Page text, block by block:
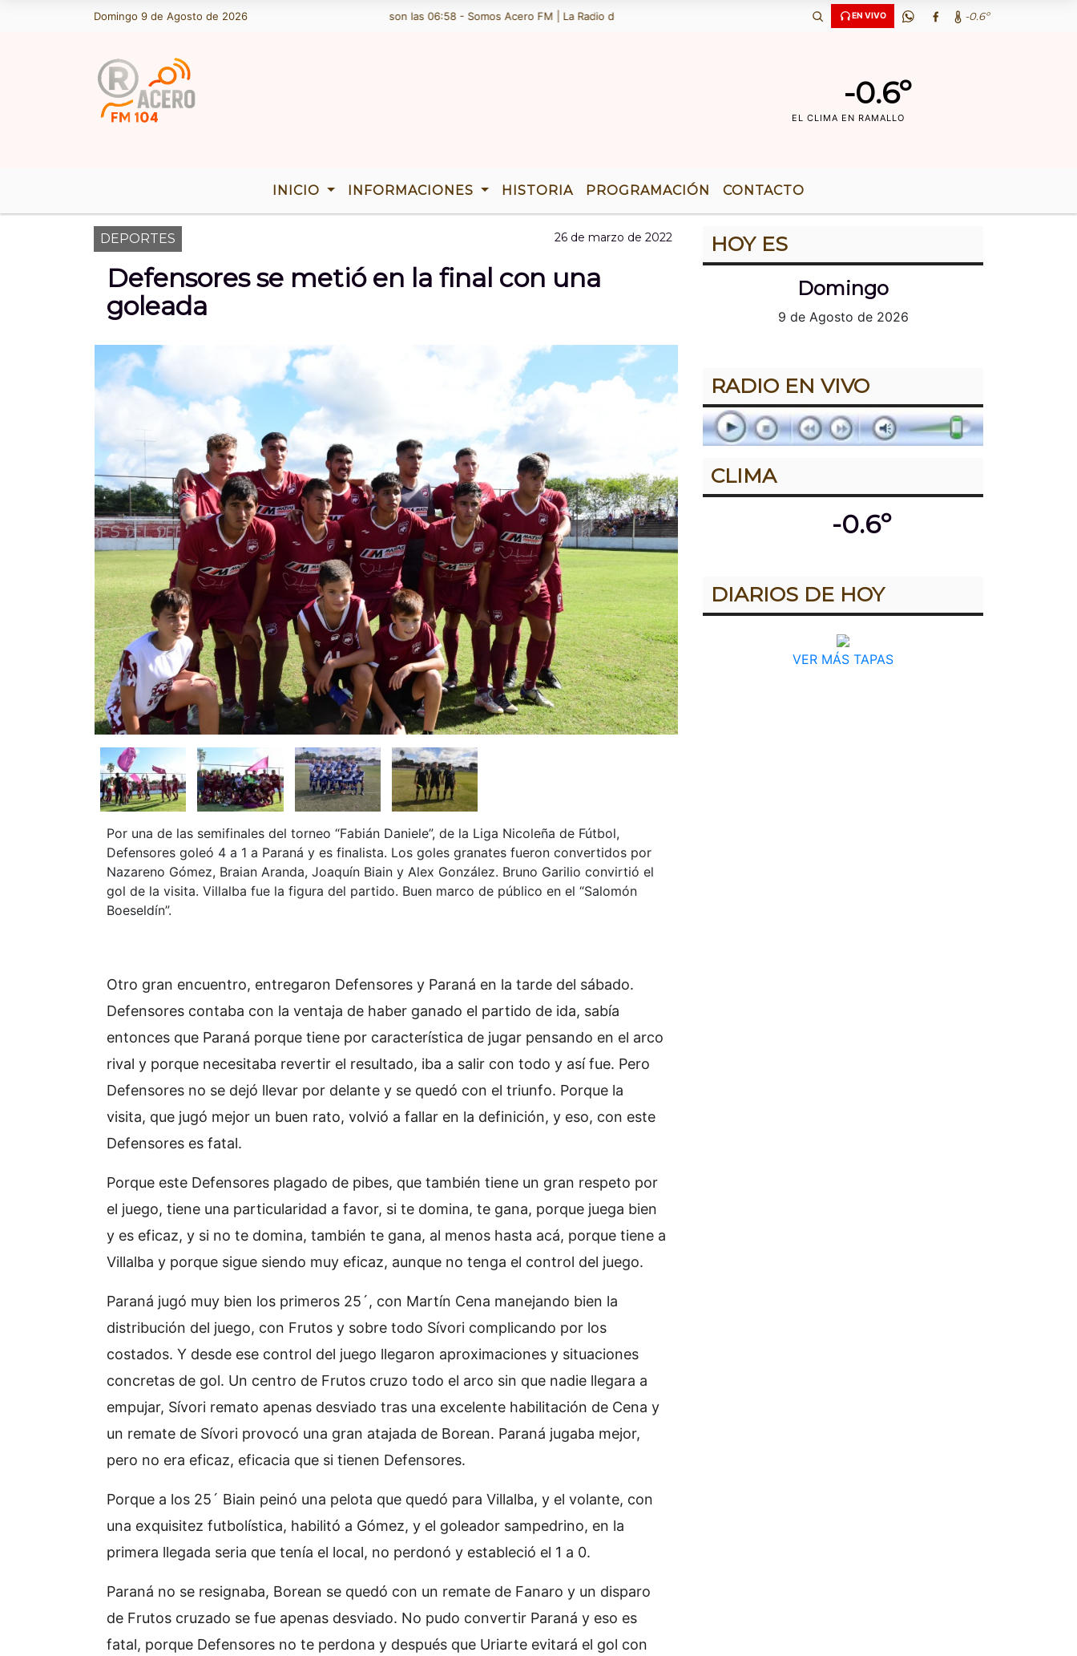
Domingo 9 de Agosto de 2026
Hoy es Domingo 9 de Agosto de 2026 y son las 06:58 - Somos Acero FM | La Radio de Ramallo | TENEMOS 36 AÃ‘OS DE RADIO | EN VIVO -0.6º
-0.6º
EL CLIMA EN RAMALLO
INICIO INFORMACIONES HISTORIA PROGRAMACIÓN CONTACTO
DEPORTES 26 de marzo de 2022
Defensores se metió en la final con una
goleada
Por una de las semifinales del torneo “Fabián Daniele”, de la Liga Nicoleña de Fútbol,
Defensores goleó 4 a 1 a Paraná y es finalista. Los goles granates fueron convertidos por
Nazareno Gómez, Braian Aranda, Joaquín Biain y Alex González. Bruno Garilio convirtió el
gol de la visita. Villalba fue la figura del partido. Buen marco de público en el “Salomón
Boeseldín”.
Otro gran encuentro, entregaron Defensores y Paraná en la tarde del sábado.
Defensores contaba con la ventaja de haber ganado el partido de ida, sabía
entonces que Paraná porque tiene por característica de jugar pensando en el arco
rival y porque necesitaba revertir el resultado, iba a salir con todo y así fue. Pero
Defensores no se dejó llevar por delante y se quedó con el triunfo. Porque la
visita, que jugó mejor un buen rato, volvió a fallar en la definición, y eso, con este
Defensores es fatal.
Porque este Defensores plagado de pibes, que también tiene un gran respeto por
el juego, tiene una particularidad a favor, si te domina, te gana, porque juega bien
y es eficaz, y si no te domina, también te gana, al menos hasta acá, porque tiene a
Villalba y porque sigue siendo muy eficaz, aunque no tenga el control del juego.
Paraná jugó muy bien los primeros 25´, con Martín Cena manejando bien la
distribución del juego, con Frutos y sobre todo Sívori complicando por los
costados. Y desde ese control del juego llegaron aproximaciones y situaciones
concretas de gol. Un centro de Frutos cruzo todo el arco sin que nadie llegara a
empujar, Sívori remato apenas desviado tras una excelente habilitación de Cena y
un remate de Sívori provocó una gran atajada de Borean. Paraná jugaba mejor,
pero no era eficaz, eficacia que si tienen Defensores.
Porque a los 25´ Biain peinó una pelota que quedó para Villalba, y el volante, con
una exquisitez futbolística, habilitó a Gómez, y el goleador sampedrino, en la
primera llegada seria que tenía el local, no perdonó y estableció el 1 a 0.
Paraná no se resignaba, Borean se quedó con un remate de Fanaro y un disparo
de Frutos cruzado se fue apenas desviado. No pudo convertir Paraná y eso es
fatal, porque Defensores no te perdona y después que Uriarte evitará el gol con
HOY ES
Domingo
9 de Agosto de 2026
RADIO EN VIVO
CLIMA
-0.6º
DIARIOS DE HOY
VER MÁS TAPAS